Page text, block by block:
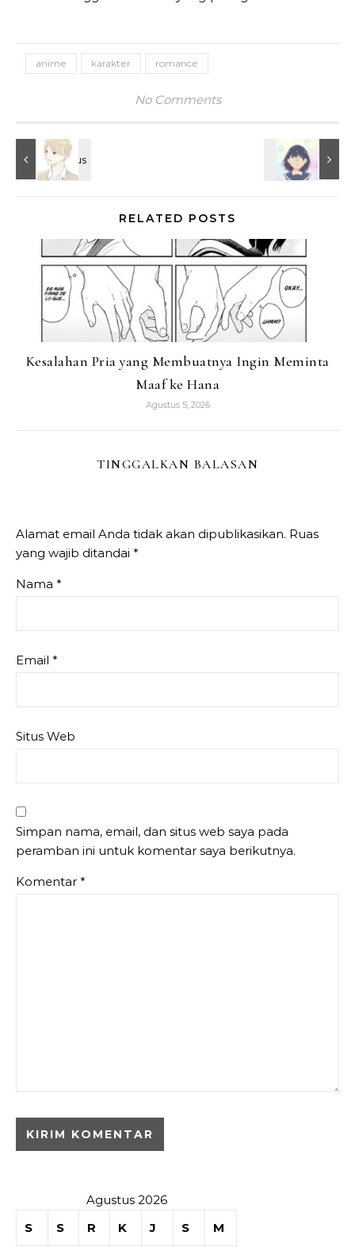
anime karakter romance
No Comments
RELATED POSTS
Kesalahan Pria yang Membuatnya Ingin Meminta
Maaf ke Hana
Agustus 5, 2026
TINGGALKAN BALASAN
Alamat email Anda tidak akan dipublikasikan. Ruas
yang wajib ditandai *
Nama *
Email *
Situs Web
Simpan nama, email, dan situs web saya pada
peramban ini untuk komentar saya berikutnya.
Komentar *
Agustus 2026
S
S R K J S M